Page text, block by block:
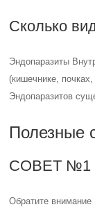
Сколько
Эндопаразиты
(кишечнике,
Эндопаразитов
Полезные
СОВЕТ №1
Обратите внимание